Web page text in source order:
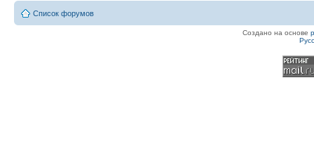
Список форумов
Создано на основе